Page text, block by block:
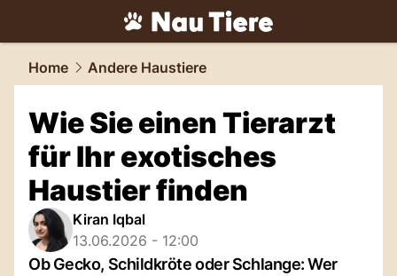
tiere.NAU.ch
Home Andere Haustiere
Wie Sie einen Tierarzt
für Ihr exotisches
Haustier finden
Kiran Iqbal
13.06.2026 - 12:00
Ob Gecko, Schildkröte oder Schlange: Wer